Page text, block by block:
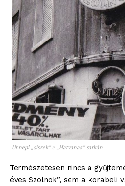
Ünnepi „díszek” a „Hatvanas” sarkán
Természetesen nincs a
éves Szolnok”, sem a korabeli